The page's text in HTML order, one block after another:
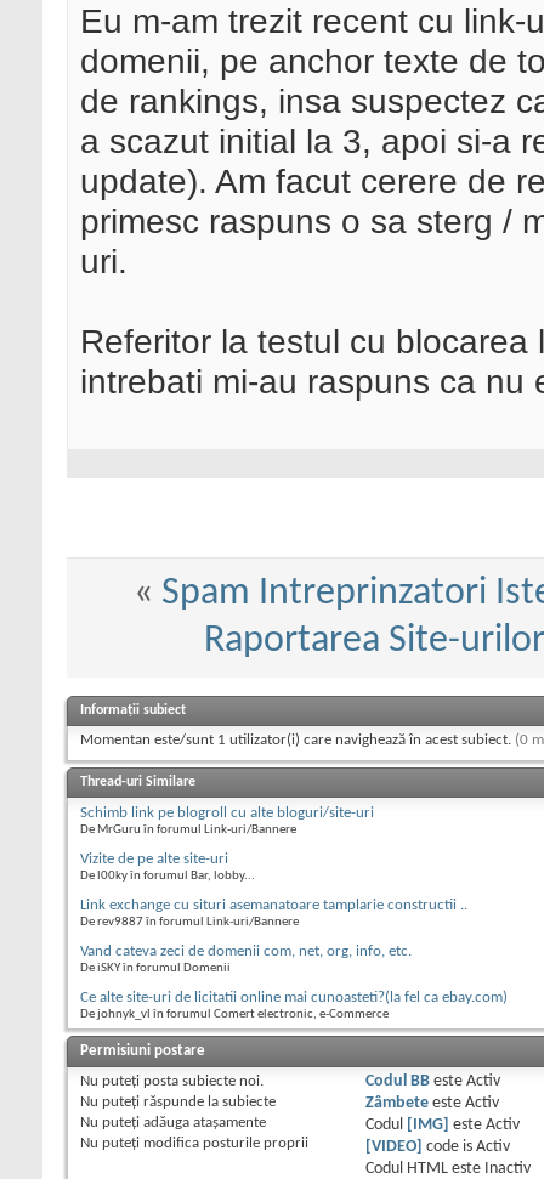
Eu m-am trezit recent cu
domenii, pe anchor texte de
de rankings, insa suspectez
a scazut initial la 3, apoi si-a
update). Am facut cerere de
primesc raspuns o sa sterg /
uri.
Referitor la testul cu
intrebati mi-au raspuns ca nu
« Spam Intreprinzatori
Raportarea Site-
Informații subiect
Momentan este/sunt 1 utilizator(i) care navighează în acest subiect. (0
Thread-uri Similare
Schimb link pe blogroll cu alte bloguri/site-uri
De MrGuru în forumul Link-uri/Bannere
Vizite de pe alte site-uri
De l00ky în forumul Bar, lobby...
Link exchange cu situri asemanatoare tamplarie constructii ..
De rev9887 în forumul Link-uri/Bannere
Vand cateva zeci de domenii com, net, org, info, etc.
De iSKY în forumul Domenii
Ce alte site-uri de licitatii online mai cunoasteti?(la fel ca ebay.com)
De johnyk_vl în forumul Comert electronic, e-Commerce
Permisiuni postare
Nu puteţi posta subiecte noi.
Nu puteţi răspunde la subiecte
Nu puteţi adăuga ataşamente
Nu puteţi modifica posturile proprii
Codul BBeste Activ
Zâmbeteeste Activ
Codul
[IMG] este Activ
[VIDEO] code is Activ
Codul HTML este
Inactiv